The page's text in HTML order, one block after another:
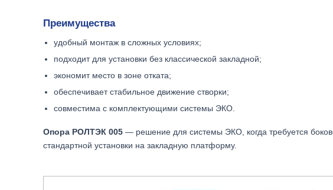
Преимущества
удобный монтаж в сложных условиях;
подходит для установки без классической закладной;
экономит место в зоне отката;
обеспечивает стабильное движение створки;
совместима с комплектующими системы ЭКО.
Опора РОЛТЭК 005 — решение для системы ЭКО, когда требуется
стандартной установки на закладную платформу.